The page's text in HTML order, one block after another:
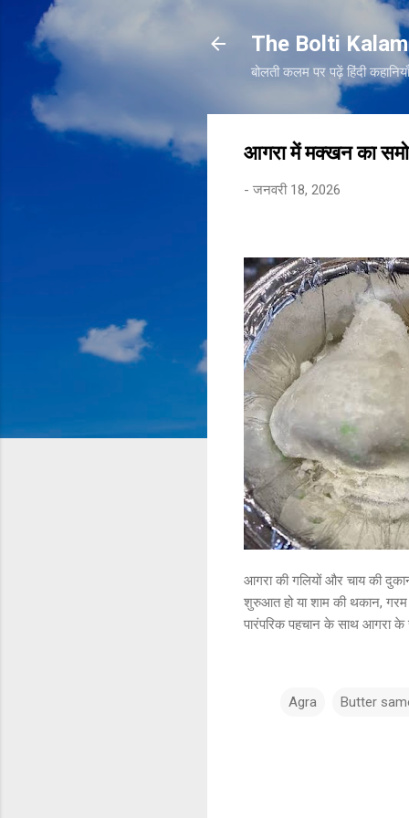
The Bolti Kalam
बोलती कलम पर पढ़ें हिंदी
आगरा में मक्खन का
- जनवरी 18, 2026
आगरा की गलियों और चाय की
शुरुआत हो या शाम की थकान,
पारंपरिक पहचान के साथ आगरा के
Agra Butter